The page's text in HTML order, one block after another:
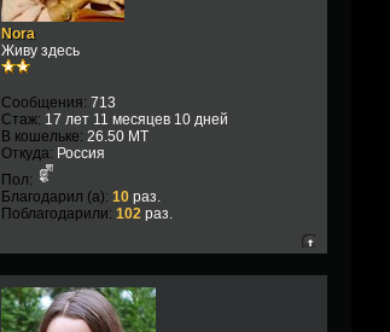
Nora
Живу здесь
Сообщения: 713
Стаж: 17 лет 11 месяцев 10 дней
В кошельке: 26.50 MT
Откуда: Россия
Пол:
Благодарил (а): 10раз.
Поблагодарили: 102раз.